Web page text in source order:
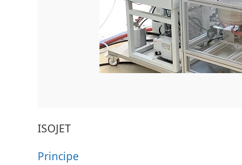
ISOJET
Principe